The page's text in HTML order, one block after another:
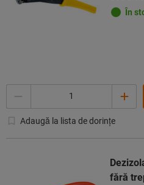
În
Adaugă la lista de dorințe
fără